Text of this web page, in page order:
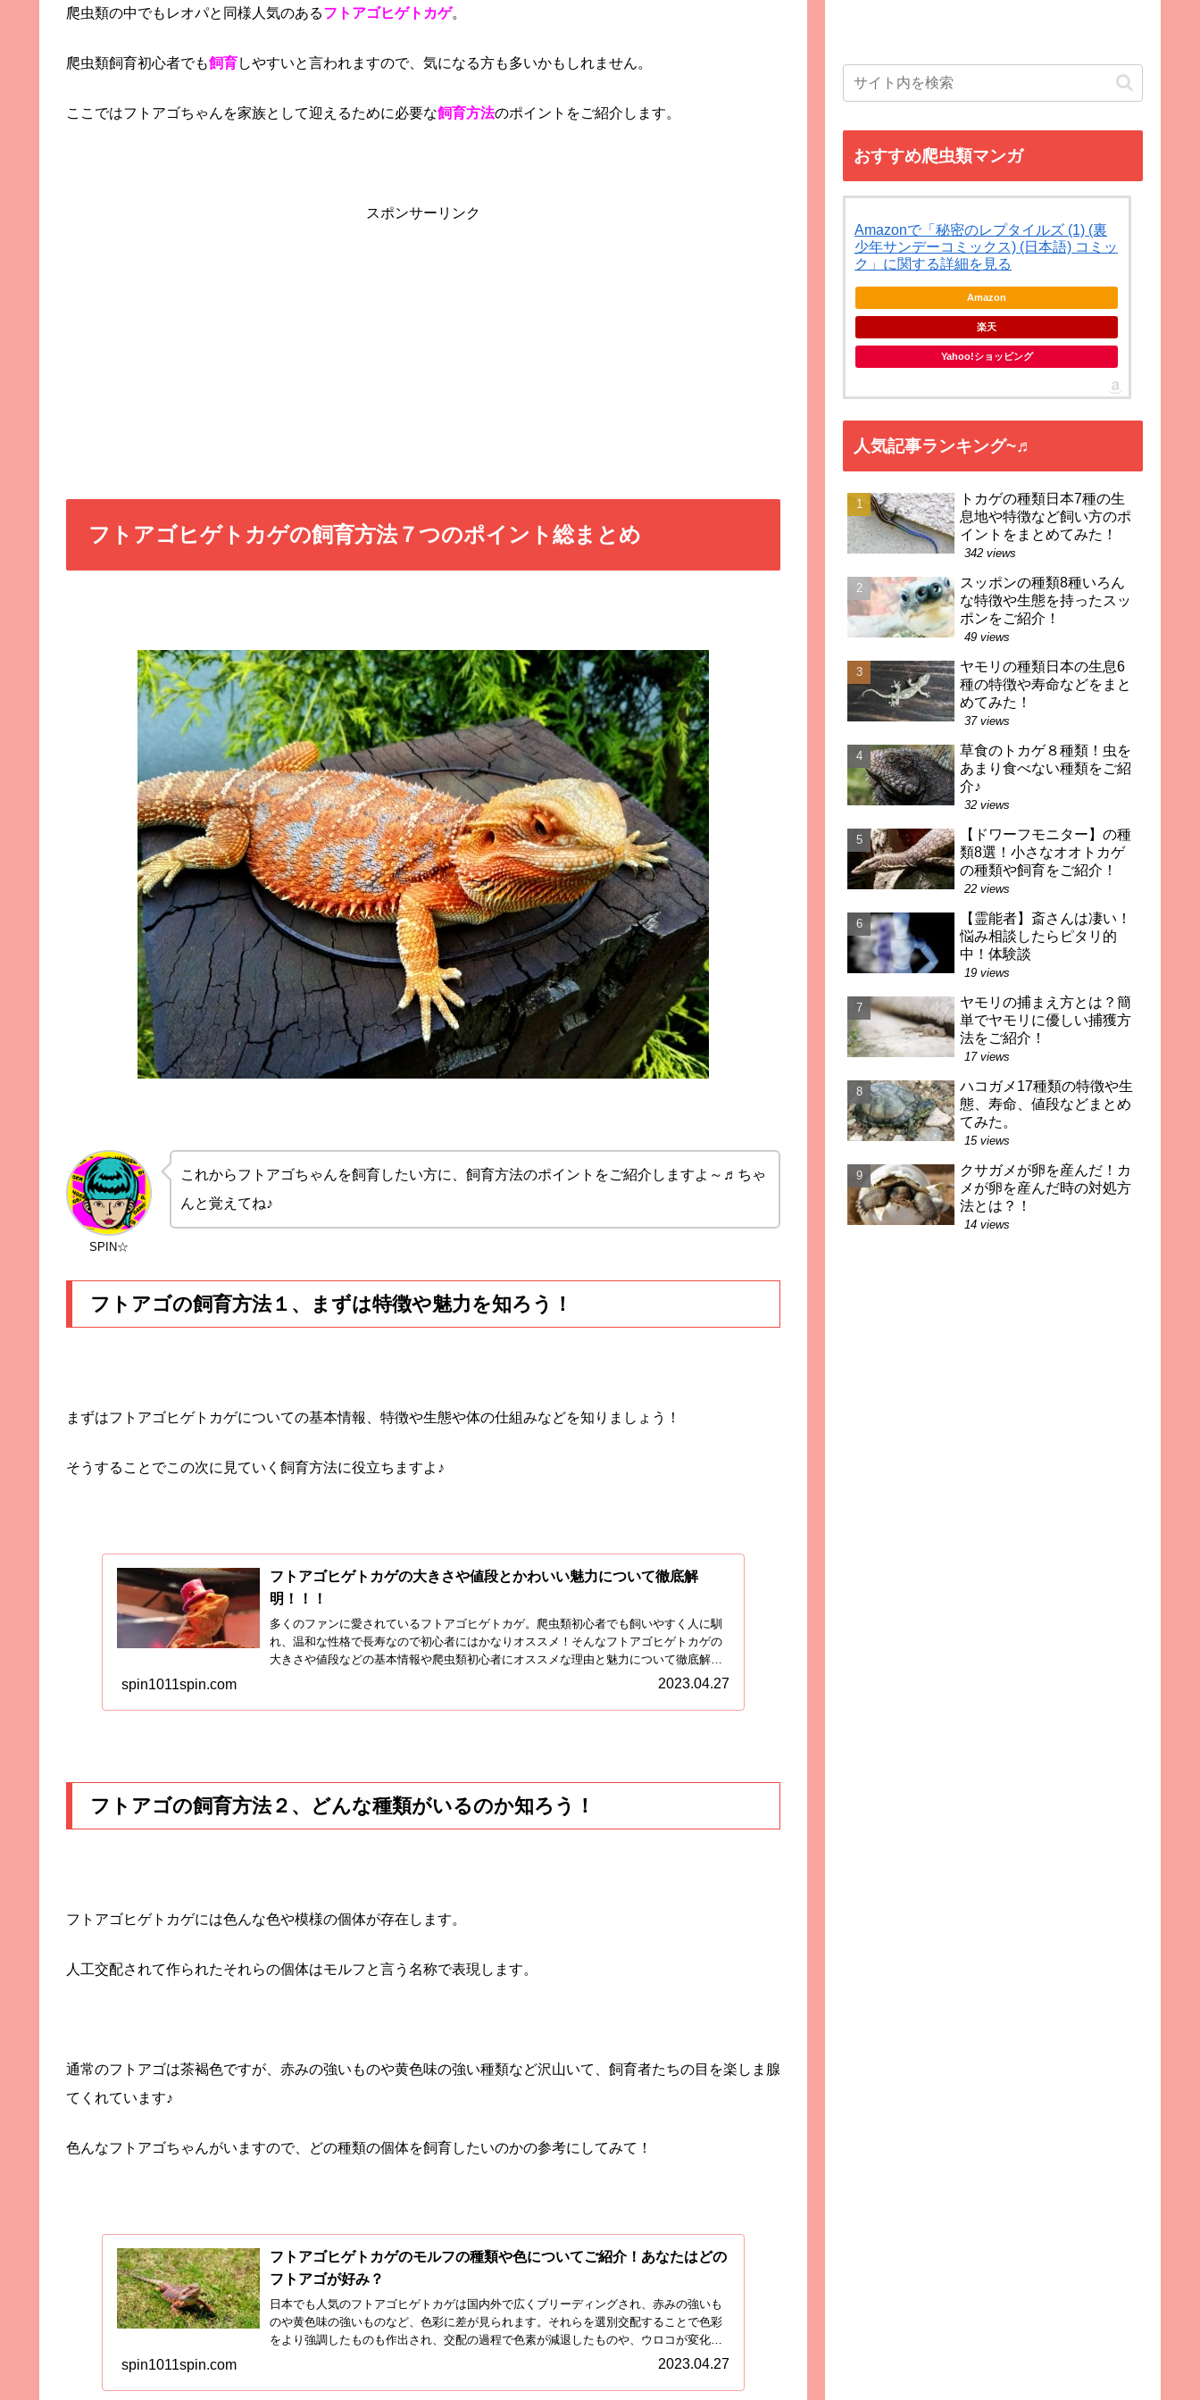
爬虫類の中でもレオパと同様人気のあるフトアゴヒゲトカゲ。
爬虫類飼育初心者でも飼育しやすいと言われますので、気になる方も多いかもしれません。
ここではフトアゴちゃんを家族として迎えるために必要な飼育方法のポイントをご紹介します。
スポンサーリンク
フトアゴヒゲトカゲの飼育方法７つのポイント総まとめ
SPIN☆
これからフトアゴちゃんを飼育したい方に、飼育方法のポイントをご紹介しますよ～♬ちゃ
んと覚えてね♪
フトアゴの飼育方法１、まずは特徴や魅力を知ろう！
まずはフトアゴヒゲトカゲについての基本情報、特徴や生態や体の仕組みなどを知りましょう！
そうすることでこの次に見ていく飼育方法に役立ちますよ♪
フトアゴヒゲトカゲの大きさや値段とかわいい魅力について徹底解
明！！！
多くのファンに愛されているフトアゴヒゲトカゲ。爬虫類初心者でも飼いやすく人に馴
れ、温和な性格で長寿なので初心者にはかなりオススメ！そんなフトアゴヒゲトカゲの
大きさや値段などの基本情報や爬虫類初心者にオススメな理由と魅力について徹底解明
spin1011spin.com 2023.04.27
フトアゴの飼育方法２、どんな種類がいるのか知ろう！
フトアゴヒゲトカゲには色んな色や模様の個体が存在します。
人工交配されて作られたそれらの個体はモルフと言う名称で表現します。
通常のフトアゴは茶褐色ですが、赤みの強いものや黄色味の強い種類など沢山いて、飼育者たちの目を楽しま腺
てくれています♪
色んなフトアゴちゃんがいますので、どの種類の個体を飼育したいのかの参考にしてみて！
フトアゴヒゲトカゲのモルフの種類や色についてご紹介！あなたはどの
フトアゴが好み？
日本でも人気のフトアゴヒゲトカゲは国内外で広くブリーディングされ、赤みの強いも
のや黄色味の強いものなど、色彩に差が見られます。それらを選別交配することで色彩
をより強調したものも作出され、交配の過程で色素が減退したものや、ウロコが変化し
spin1011spin.com 2023.04.27
おすすめ爬虫類マンガ
Amazonで「秘密のレプタイルズ (1) (裏
少年サンデーコミックス) (日本語) コミッ
ク」に関する詳細を見る
Amazon
楽天
Yahoo!ショッピング
人気記事ランキング~♬
トカゲの種類日本7種の生
息地や特徴など飼い方のポ
イントをまとめてみた！
342 views
スッポンの種類8種いろん
な特徴や生態を持ったスッ
ポンをご紹介！
49 views
ヤモリの種類日本の生息6
種の特徴や寿命などをまと
めてみた！
37 views
草食のトカゲ８種類！虫を
あまり食べない種類をご紹
介♪
32 views
【ドワーフモニター】の種
類8選！小さなオオトカゲ
の種類や飼育をご紹介！
22 views
【霊能者】斎さんは凄い！
悩み相談したらピタリ的
中！体験談
19 views
ヤモリの捕まえ方とは？簡
単でヤモリに優しい捕獲方
法をご紹介！
17 views
ハコガメ17種類の特徴や生
態、寿命、値段などまとめ
てみた。
15 views
クサガメが卵を産んだ！カ
メが卵を産んだ時の対処方
法とは？！
14 views